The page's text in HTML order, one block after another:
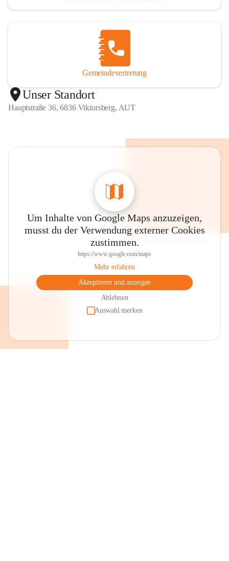
Gemeindevertretung
Unser Standort
Hauptstraße 36, 6836 Viktorsberg, AUT
Um Inhalte von Google Maps anzuzeigen,
musst du der Verwendung externer Cookies
zustimmen.
https://www.google.com/maps
Mehr erfahren
Akzeptieren und anzeigen
Ablehnen
Auswahl merken